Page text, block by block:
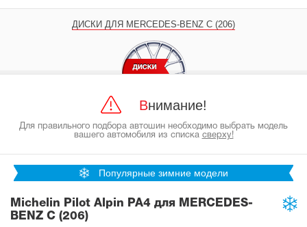
ДИСКИ ДЛЯ MERCEDES-BENZ C (206)
Внимание!
Для правильного подбора автошин необходимо выбрать модель
вашего автомобиля из списка сверху!
Популярные зимние модели
Michelin Pilot Alpin PA4 для MERCEDES-
BENZ C (206)